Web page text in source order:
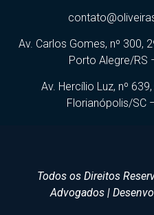
Av. Carlos Gomes, nº 300,
Porto Alegre/RS
Av. Hercílio Luz, nº
Florianópolis/SC
Todos os Direitos
Advogados |